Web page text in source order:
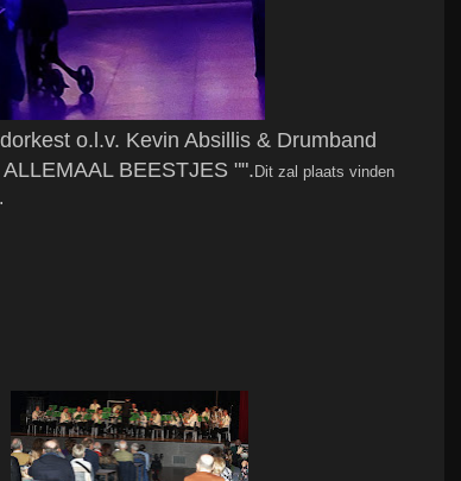
o.l.v. Kevin Absillis & Drumband
ALLEMAAL BEESTJES "". Dit zal plaats vinden